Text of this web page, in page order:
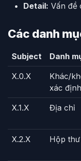
Detail: Vấn đề
Các danh
Subject Danh
X.0.X
Khác/
xác định
X.1.X Địa chỉ
X.2.X Hộp thư